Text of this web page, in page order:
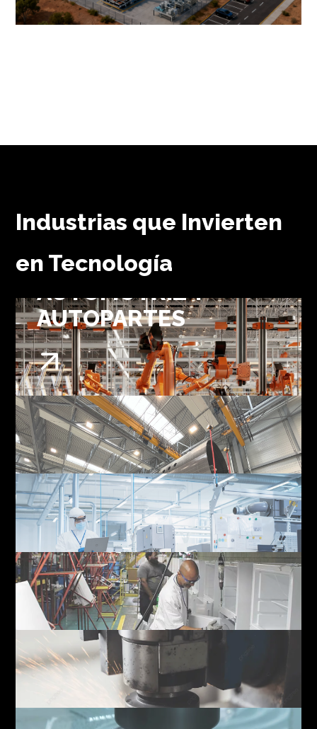
Industrias que Invierten
en Tecnología
1
AUTOMOTRIZ Y
AUTOPARTES
2
3
4
5
6
7